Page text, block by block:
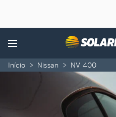
Menu
Início > Nissan > NV 400